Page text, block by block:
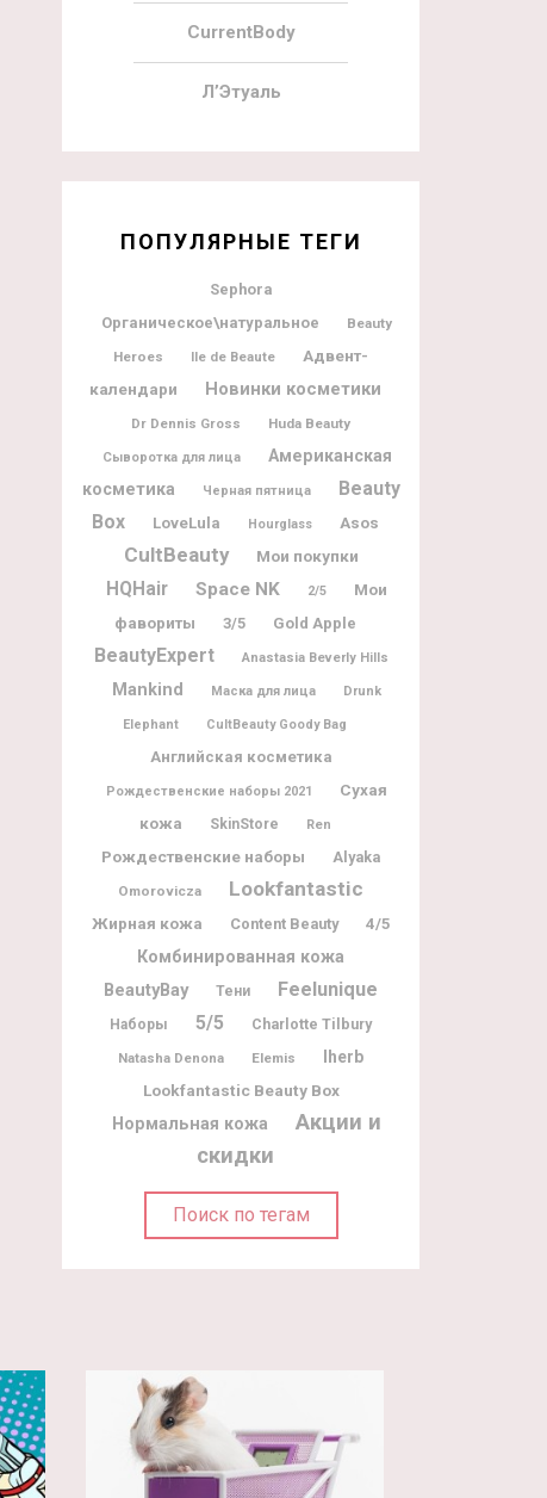
CurrentBody
Л’Этуаль
ПОПУЛЯРНЫЕ ТЕГИ
Sephora
Органическое\натуральное
Beauty
Heroes
Ile de Beaute
Адвент-
календари
Новинки косметики
Dr Dennis Gross Huda Beauty
Сыворотка для лица
Американская
косметика
Черная пятница
Beauty
Box
LoveLula Hourglass Asos
CultBeauty Мои покупки
HQHair Space NK 2/5
Мои
фавориты
3/5 Gold Apple
BeautyExpert Anastasia Beverly Hills
Mankind Маска для лица Drunk
Elephant CultBeauty Goody Bag
Английская косметика
Рождественские наборы 2021
Сухая
кожа
SkinStore Ren
Рождественские наборы Alyaka
Omorovicza Lookfantastic
Жирная кожа Content Beauty 4/5
Комбинированная кожа
BeautyBay Тени Feelunique
Наборы 5/5 Charlotte Tilbury
Natasha Denona Elemis
Iherb
Lookfantastic Beauty Box
Нормальная кожа
Акции и
скидки
Поиск по тегам